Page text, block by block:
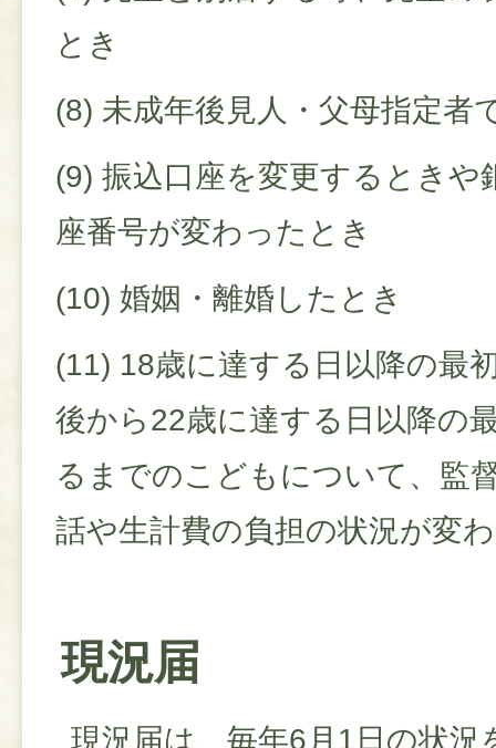
とき
(8) 未成年後見人・父母指定者
(9) 振込口座を変更するときや
座番号が変わったとき
(10) 婚姻・離婚したとき
(11) 18歳に達する日以降の最
後から22歳に達する日以降の
るまでのこどもについて、監
話や生計費の負担の状況が変
現況届
現況届は、毎年6月1日の状況